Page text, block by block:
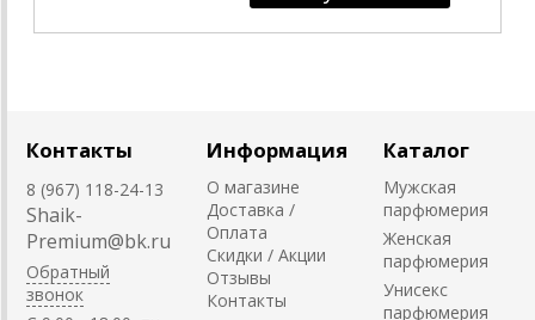
Контакты
8 (967) 118-24-13
Shaik-
Premium@bk.ru
Обратный
звонок
Информация
О магазине
Доставка /
Оплата
Скидки / Акции
Отзывы
Контакты
Каталог
Мужская
парфюмерия
Женская
парфюмерия
Унисекс
парфюмерия